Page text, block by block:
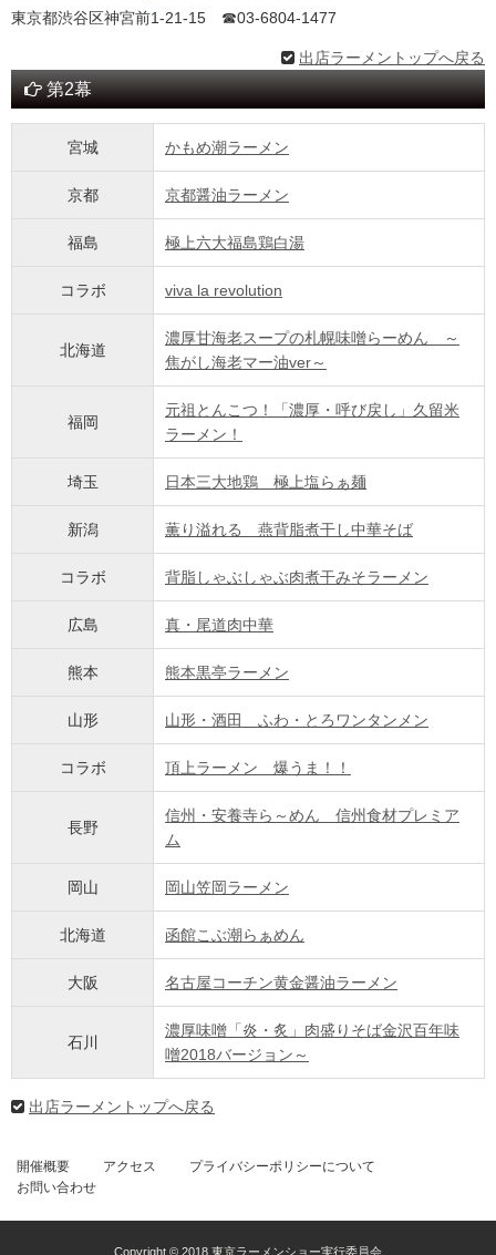
東京都渋谷区神宮前1-21-15 ☎03-6804-1477
出店ラーメントップへ戻る
第2幕
宮城 かもめ潮ラーメン
京都 京都醤油ラーメン
福島 極上六大福島鶏白湯
コラボ viva la revolution
北海道
濃厚甘海老スープの札幌味噌らーめん ～
焦がし海老マー油ver～
福岡
元祖とんこつ！「濃厚・呼び戻し」久留米
ラーメン！
埼玉 日本三大地鶏 極上塩らぁ麺
新潟 薫り溢れる 燕背脂煮干し中華そば
コラボ 背脂しゃぶしゃぶ肉煮干みそラーメン
広島 真・尾道肉中華
熊本 熊本黒亭ラーメン
山形 山形・酒田 ふわ・とろワンタンメン
コラボ 頂上ラーメン 爆うま！！
長野
信州・安養寺ら～めん 信州食材プレミア
ム
岡山 岡山笠岡ラーメン
北海道 函館こぶ潮らぁめん
大阪 名古屋コーチン黄金醤油ラーメン
石川
濃厚味噌「炎・炙」肉盛りそば金沢百年味
噌2018バージョン～
出店ラーメントップへ戻る
開催概要 アクセス
プライバシーポリシーについて
お問い合わせ
Copyright © 2018 東京ラーメンショー実行委員会